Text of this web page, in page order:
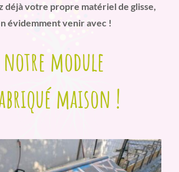
déjà votre propre matériel de glisse,
évidemment venir avec !
module
maison !